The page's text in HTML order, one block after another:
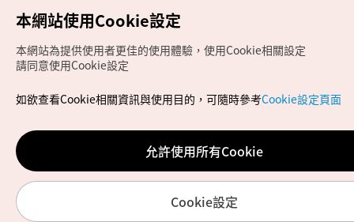
Copyrights (c) 韓國觀光公社版權所有
如有相關疑問或建議，歡迎來信至官方信箱
chinese_big5@knto.or.kr
本網站使用Cookie設定
本網站為提供使用者更佳的使用體驗，使用Cookie相關設定
請同意使用Cookie設定
如欲查看Cookie相關資訊與使用目的，可隨時參考Cookie設定頁面
允許使用所有Cookie
Cookie設定